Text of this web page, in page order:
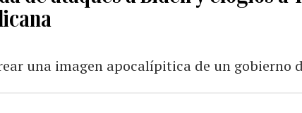
una imagen apocalípitica de un gobierno